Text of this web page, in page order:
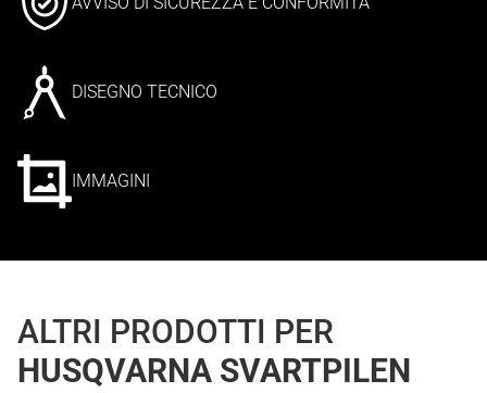
DISEGNO TECNICO
IMMAGINI
ALTRI PRODOTTI PER
HUSQVARNA SVARTPILEN